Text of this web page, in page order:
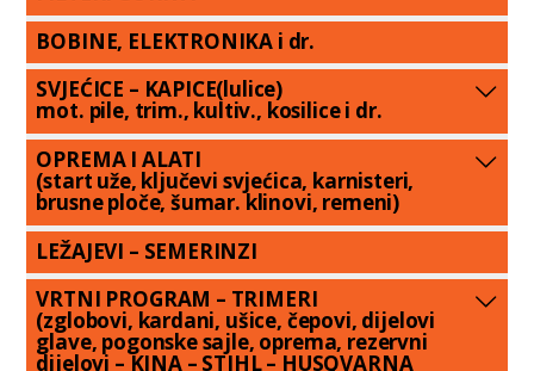
BOBINE, ELEKTRONIKA i dr.
SVJEĆICE – KAPICE(lulice)
mot. pile, trim., kultiv., kosilice i dr.
OPREMA I ALATI
(start uže, ključevi svjećica, karnisteri,
brusne ploče, šumar. klinovi, remeni)
LEŽAJEVI – SEMERINZI
VRTNI PROGRAM – TRIMERI
(zglobovi, kardani, ušice, čepovi, dijelovi
glave, pogonske sajle, oprema, rezervni
dijelovi – KINA – STIHL – HUSQVARNA